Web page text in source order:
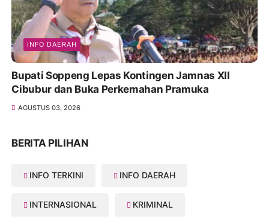
INFO DAERAH
Bupati Soppeng Lepas Kontingen Jamnas XII
Cibubur dan Buka Perkemahan Pramuka
AGUSTUS 03, 2026
BERITA PILIHAN
INFO TERKINI INFO DAERAH
INTERNASIONAL KRIMINAL